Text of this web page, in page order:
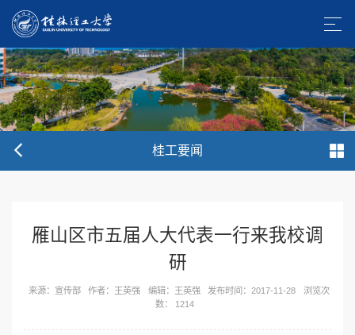
桂工要闻
雁山区市五届人大代表一行来我校调
研
来源：宣传部 作者：王英强 编辑：王英强 发布时间：2017-11-28
浏览次
数：
1214